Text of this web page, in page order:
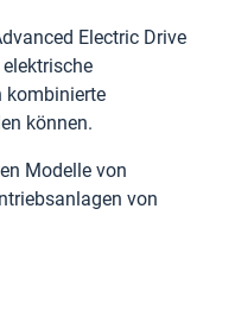
Electric Drive
kombinierte
können.
Modelle von
von